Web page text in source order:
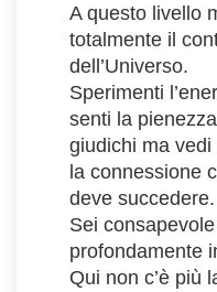
A questo livello
totalmente il
dell’Universo.
Sperimenti
senti la
giudichi ma
la connessione
deve succedere.
Sei
profondamente
Qui non c’è più